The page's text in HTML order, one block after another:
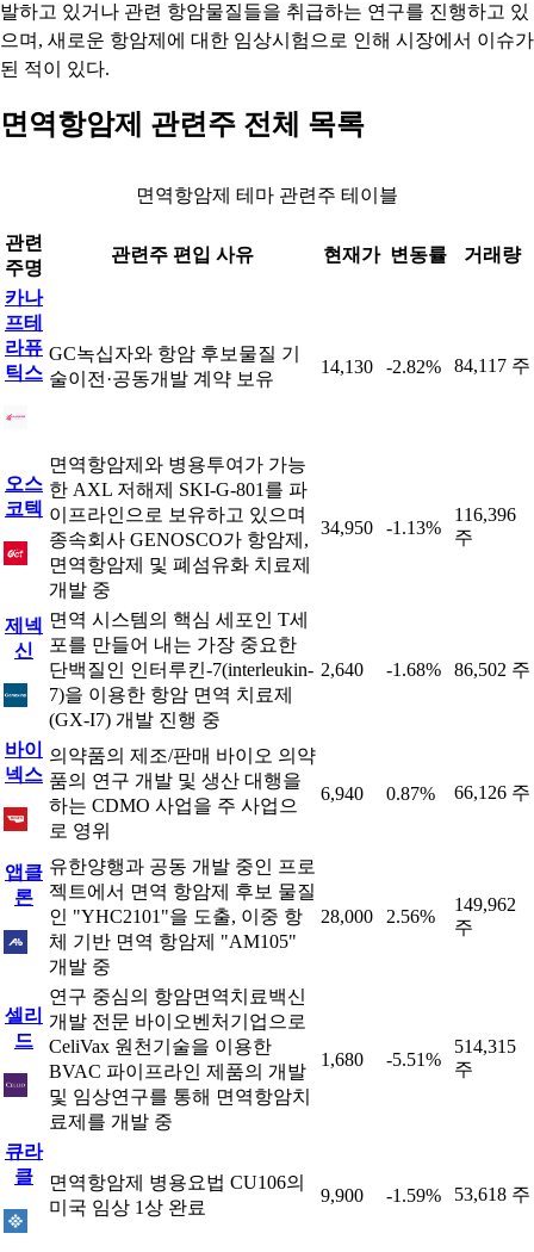
발하고 있거나 관련 항암물질들을 취급하는 연구를 진행하고 있
으며, 새로운 항암제에 대한 임상시험으로 인해 시장에서 이슈가
된 적이 있다.
면역항암제 관련주 전체 목록
면역항암제 테마 관련주 테이블
관련
주명
관련주 편입 사유 현재가 변동률 거래량
카나
프테
라퓨
틱스
GC녹십자와 항암 후보물질 기
술이전·공동개발 계약 보유
14,130 -2.82% 84,117 주
오스
코텍
면역항암제와 병용투여가 가능
한 AXL 저해제 SKI-G-801를 파
이프라인으로 보유하고 있으며
종속회사 GENOSCO가 항암제,
면역항암제 및 폐섬유화 치료제
개발 중
34,950 -1.13%
116,396
주
제넥
신
면역 시스템의 핵심 세포인 T세
포를 만들어 내는 가장 중요한
단백질인 인터루킨-7(interleukin-
7)을 이용한 항암 면역 치료제
(GX-I7) 개발 진행 중
2,640 -1.68% 86,502 주
바이
넥스
의약품의 제조/판매 바이오 의약
품의 연구 개발 및 생산 대행을
하는 CDMO 사업을 주 사업으
로 영위
6,940 0.87% 66,126 주
앱클
론
유한양행과 공동 개발 중인 프로
젝트에서 면역 항암제 후보 물질
인 "YHC2101"을 도출, 이중 항
체 기반 면역 항암제 "AM105"
개발 중
28,000 2.56%
149,962
주
셀리
드
연구 중심의 항암면역치료백신
개발 전문 바이오벤처기업으로
CeliVax 원천기술을 이용한
BVAC 파이프라인 제품의 개발
및 임상연구를 통해 면역항암치
료제를 개발 중
1,680 -5.51%
514,315
주
큐라
클
면역항암제 병용요법 CU106의
미국 임상 1상 완료
9,900 -1.59% 53,618 주